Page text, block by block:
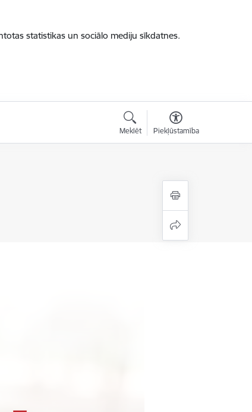
statistikas un sociālo mediju sīkdatnes.
Meklēt Piekļūstamība